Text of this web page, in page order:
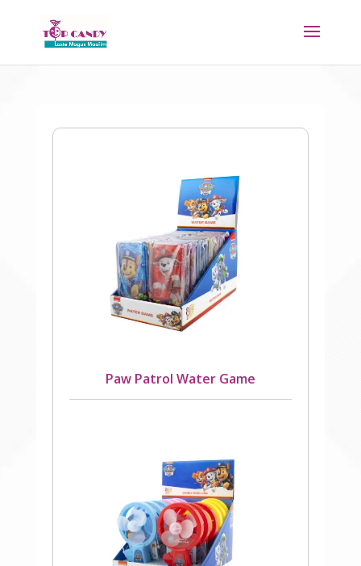
Paw Patrol Water Game